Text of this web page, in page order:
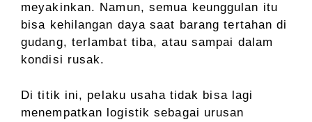
meyakinkan. Namun, semua keunggulan itu
bisa kehilangan daya saat barang tertahan di
gudang, terlambat tiba, atau sampai dalam
kondisi rusak.
Di titik ini, pelaku usaha tidak bisa lagi
menempatkan logistik sebagai urusan